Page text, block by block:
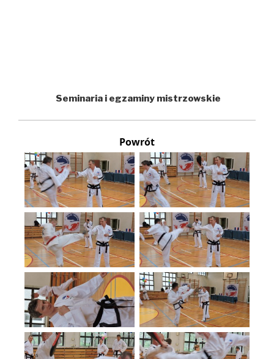
Seminaria i egzaminy mistrzowskie
Powrót